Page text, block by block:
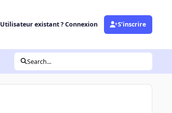
Utilisateur existant ? Connexion S’inscrire
Search...